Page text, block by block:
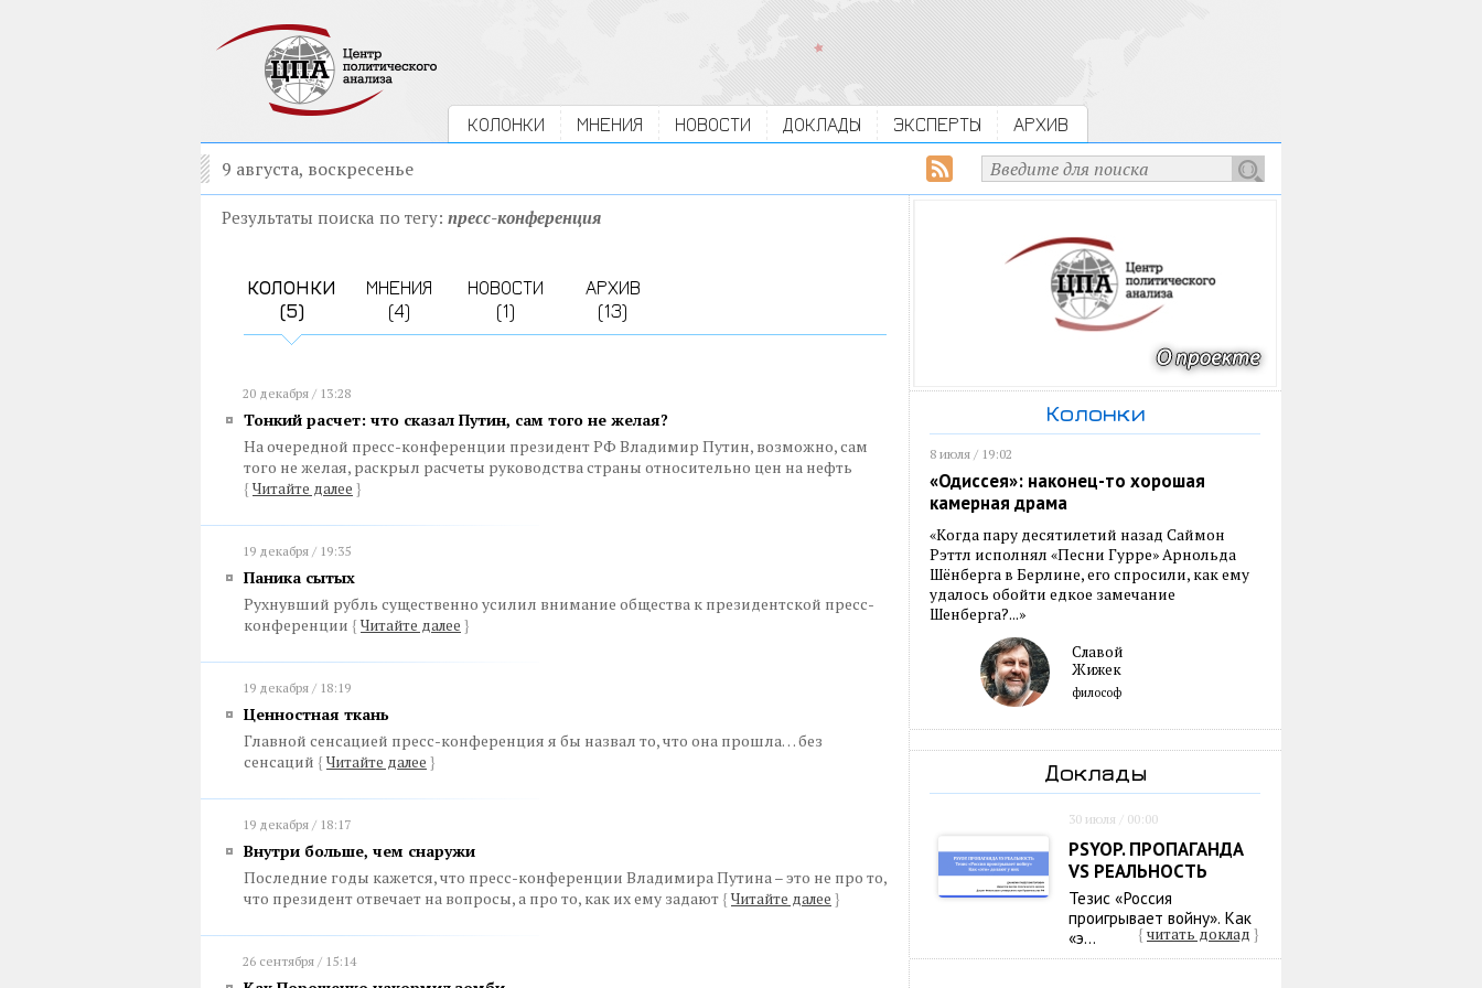
КОЛОНКИ МНЕНИЯ НОВОСТИ ДОКЛАДЫ ЭКСПЕРТЫ АРХИВ
9 августа, воскресенье
Результаты поиска по тегу: пресс-конференция
КОЛОНКИ
(5)
МНЕНИЯ
(4)
НОВОСТИ
(1)
АРХИВ
(13)
20 декабря / 13:28
Тонкий расчет: что сказал Путин, сам того не желая?
На очередной пресс-конференции президент РФ Владимир Путин, возможно, сам
того не желая, раскрыл расчеты руководства страны относительно цен на нефть
{ Читайте далее }
19 декабря / 19:35
Паника сытых
Рухнувший рубль существенно усилил внимание общества к президентской пресс-
конференции { Читайте далее }
19 декабря / 18:19
Ценностная ткань
Главной сенсацией пресс-конференция я бы назвал то, что она прошла… без
сенсаций { Читайте далее }
19 декабря / 18:17
Внутри больше, чем снаружи
Последние годы кажется, что пресс-конференции Владимира Путина – это не про то,
что президент отвечает на вопросы, а про то, как их ему задают { Читайте далее }
26 сентября / 15:14
Колонки
8 июля / 19:02
«Одиссея»: наконец-то хорошая
камерная драма
«Когда пару десятилетий назад Саймон
Рэттл исполнял «Песни Гурре» Арнольда
Шёнберга в Берлине, его спросили, как ему
удалось обойти едкое замечание
Шенберга?...»
Славой
Жижек
философ
Доклады
30 июля / 00:00
PSYOP. ПРОПАГАНДА
VS РЕАЛЬНОСТЬ
Тезис «Россия
проигрывает войну». Как
«э...
{ читать доклад }